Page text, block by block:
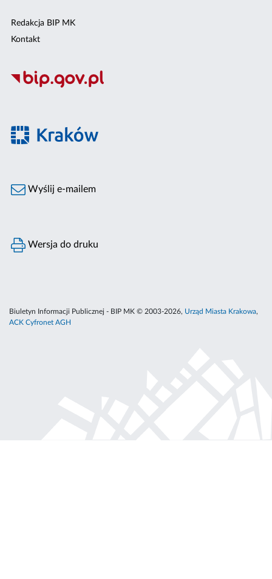
Redakcja BIP MK
Kontakt
Wyślij e-mailem
Wersja do druku
Biuletyn Informacji Publicznej - BIP MK © 2003-2026, Urząd Miasta Krakowa,
ACK Cyfronet AGH